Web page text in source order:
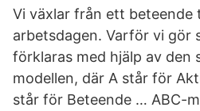
Vi växlar från ett beteende
arbetsdagen. Varför vi gör
förklaras med hjälp av den
modellen, där A står för
står för Beteende … ABC-